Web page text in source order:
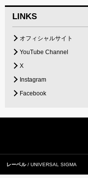
LINKS
オフィシャルサイト
YouTube Channel
X
Instagram
Facebook
レーベル UNIVERSAL SIGMA